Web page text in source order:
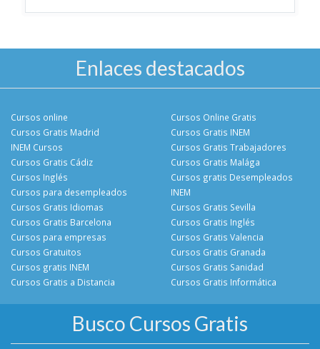
Enlaces destacados
Cursos online
Cursos Gratis Madrid
INEM Cursos
Cursos Gratis Cádiz
Cursos Online Gratis
Cursos Gratis INEM
Cursos Gratis Trabajadores
Cursos Gratis Malága
Cursos Inglés
Cursos para desempleados
Cursos Gratis Idiomas
Cursos Gratis Barcelona
Cursos gratis Desempleados
INEM
Cursos Gratis Sevilla
Cursos Gratis Inglés
Cursos para empresas
Cursos Gratuitos
Cursos gratis INEM
Cursos Gratis a Distancia
Cursos Gratis Valencia
Cursos Gratis Granada
Cursos Gratis Sanidad
Cursos Gratis Informática
Busco Cursos Gratis